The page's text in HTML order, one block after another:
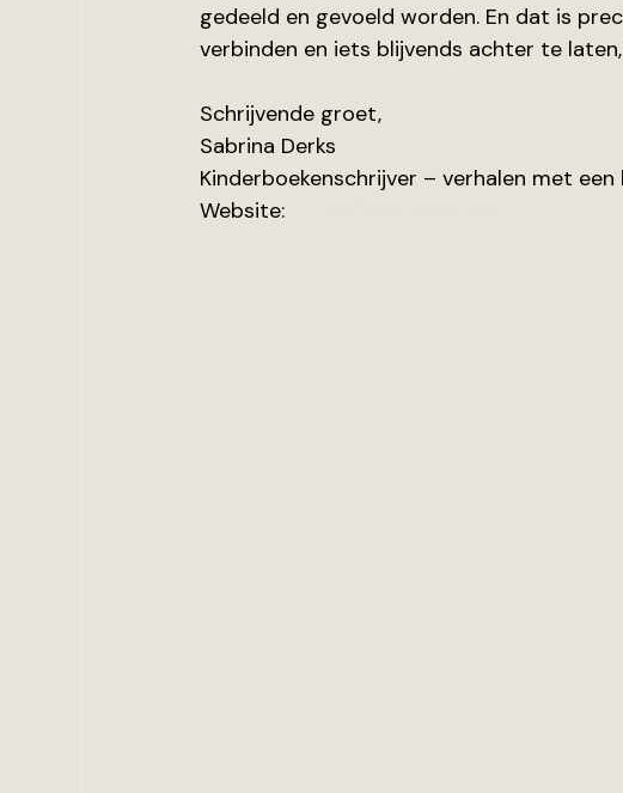
gedeeld en gevoeld worden. En dat is
verbinden en iets blijvends achter te
Schrijvende groet,
Sabrina Derks
Kinderboekenschrijver – verhalen met
Website: